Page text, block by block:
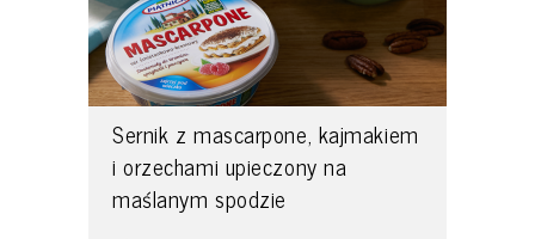
Sernik z mascarpone, kajmakiem
i orzechami upieczony na
maślanym spodzie